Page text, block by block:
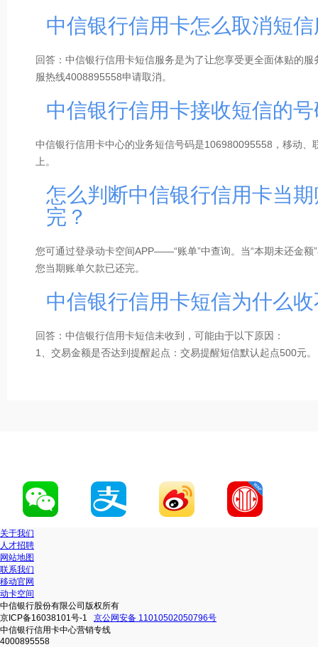
4、溢缴款转出收费标准
自助渠道动卡空间溢缴款领回免收手续费；
人工客服渠道溢缴款领回收费标准如下：
转账金额（折合人民币）1万-10万元（含），每笔收费人民币
5、溢缴款转出注意事项
②若卡片状态异常，无法通过自助方式办理溢缴款转出；
③外币溢缴款无法通过自助方式办理溢缴款转出；
最多可办理3笔。
登陆动卡空间APP—优惠.积分—影音娱乐—电影/影院，即可在
中信银行信用卡怎么取消短
回答：中信银行信用卡短信服务是为了让您享受更全面体贴的
服热线4008895558申请取消。
中信银行信用卡接收短信的
中信银行信用卡中心的业务短信号码是106980095558，移动、
上。
怎么判断中信银行信用卡当
完？
您可通过登录动卡空间APP——“账单”中查询。当“本期未还金额
您当期账单欠款已还完。
中信银行信用卡短信为什么
回答：中信银行信用卡短信未收到，可能由于以下原因：
1、交易金额是否达到提醒起点：交易提醒短信默认起点500元。
关于我们
人才招聘
网站地图
联系我们
移动官网
动卡空间
中信银行股份有限公司版权所有
京ICP备16038101号-1
京公网安备 11010502050796号
中信银行信用卡中心营销专线
4000895558